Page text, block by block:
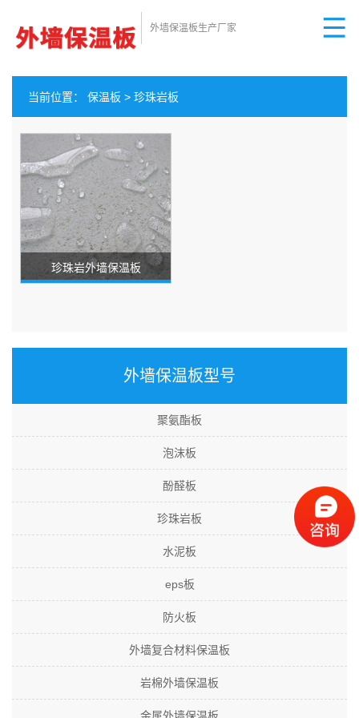
外墙保温板生产厂家
当前位置： 保温板 > 珍珠岩板
珍珠岩外墙保温板
外墙保温板型号
聚氨酯板
泡沫板
酚醛板
珍珠岩板
水泥板
eps板
防火板
外墙复合材料保温板
岩棉外墙保温板
金属外墙保温板